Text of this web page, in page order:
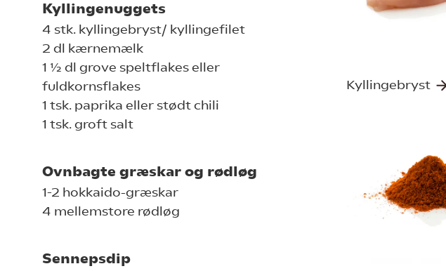
Kyllingenuggets
4 stk. kyllingebryst/ kyllingefilet
2 dl kærnemælk
1 ½ dl grove speltflakes eller
fuldkornsflakes
1 tsk. paprika eller stødt chili
1 tsk. groft salt
Ovnbagte græskar og rødløg
1-2 hokkaido-græskar
4 mellemstore rødløg
Sennepsdip
Kyllingebryst